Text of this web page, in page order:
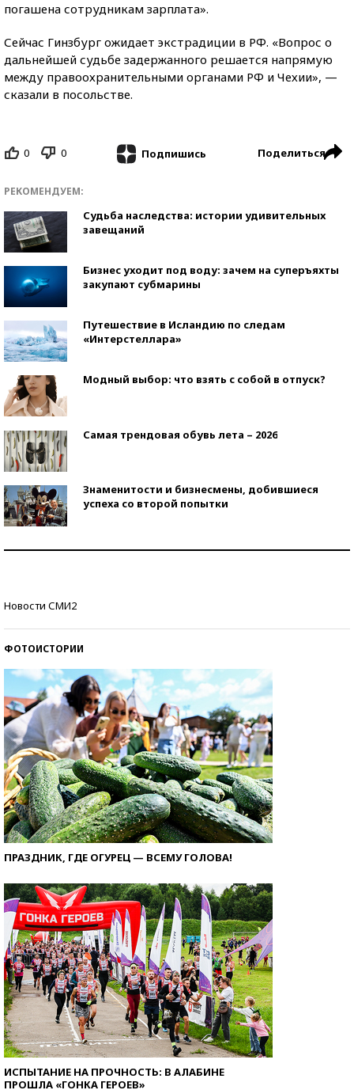
погашена сотрудникам зарплата».
Сейчас Гинзбург ожидает экстрадиции в РФ. «Вопрос о
дальнейшей судьбе задержанного решается напрямую
между правоохранительными органами РФ и Чехии», —
сказали в посольстве.
0 0 Подпишись Поделиться
РЕКОМЕНДУЕМ:
Судьба наследства: истории удивительных
завещаний
Бизнес уходит под воду: зачем на суперъяхты
закупают субмарины
Путешествие в Исландию по следам
«Интерстеллара»
Модный выбор: что взять с собой в отпуск?
Самая трендовая обувь лета – 2026
Знаменитости и бизнесмены, добившиеся
успеха со второй попытки
Новости СМИ2
ФОТОИСТОРИИ
ПРАЗДНИК, ГДЕ ОГУРЕЦ — ВСЕМУ ГОЛОВА!
ИСПЫТАНИЕ НА ПРОЧНОСТЬ: В АЛАБИНЕ
ПРОШЛА «ГОНКА ГЕРОЕВ»